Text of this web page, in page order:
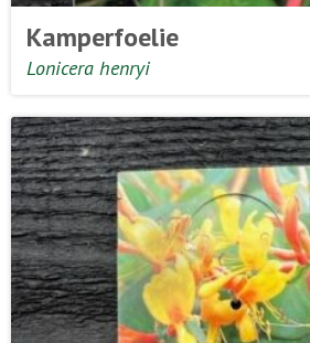
Kamperfoelie
Lonicera henryi